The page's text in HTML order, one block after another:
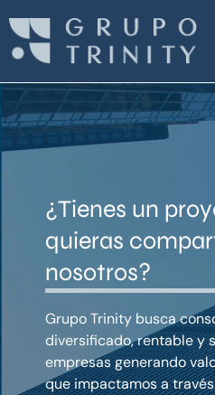
contenido
¿Tienes un
quieras
nosotros?
Grupo Trinity busca
diversificado, rentable y
empresas generando
que impactamos a